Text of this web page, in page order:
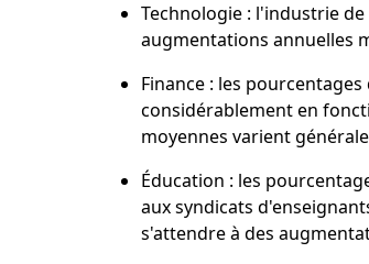
Technologie : l'industrie
augmentations annuelles
Finance : les
considérablement en
moyennes varient
Éducation : les
aux syndicats
s'attendre à des